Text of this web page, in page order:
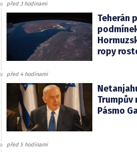
před 3 hodinami
Teherán
ropy
před 4 hodinami
Trumpův
Pásmo
před 5 hodinami